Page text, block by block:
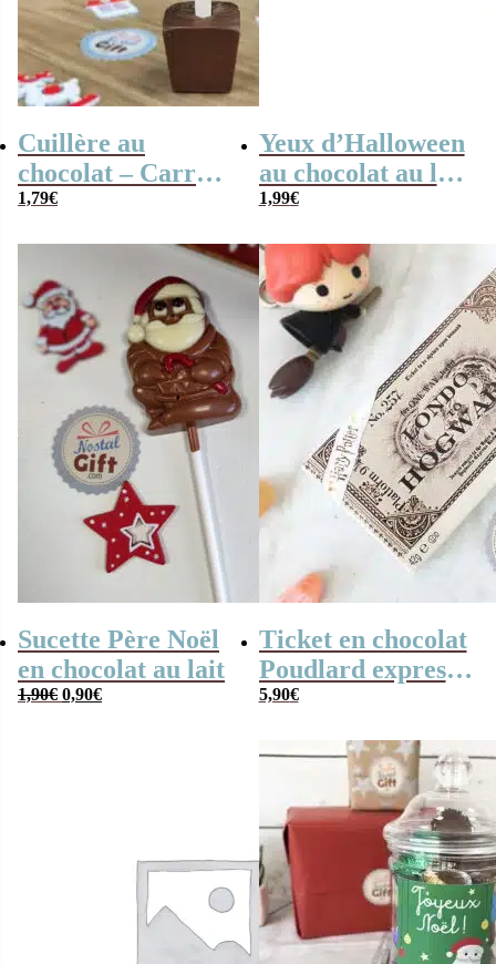
Cuillère au
chocolat – Carré
de chocolat au lait
1,79€
Yeux d’Halloween
au chocolat au lait
x5 – Oeil en
halloween
1,99€
Sucette Père Noël
en chocolat au lait
1,90€ Le
0,90€Le
Ticket en chocolat
Poudlard express
– Harry potter
5,90€